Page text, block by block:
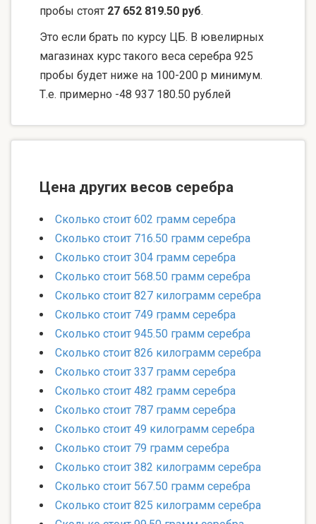
пробы стоят 27 652 819.50 руб.
Это если брать по курсу ЦБ. В ювелирных
магазинах курс такого веса серебра 925
пробы будет ниже на 100-200 р минимум.
Т.е. примерно -48 937 180.50 рублей
Цена других весов серебра
Сколько стоит 602 грамм серебра
Сколько стоит 716.50 грамм серебра
Сколько стоит 304 грамм серебра
Сколько стоит 568.50 грамм серебра
Сколько стоит 827 килограмм серебра
Сколько стоит 749 грамм серебра
Сколько стоит 945.50 грамм серебра
Сколько стоит 826 килограмм серебра
Сколько стоит 337 грамм серебра
Сколько стоит 482 грамм серебра
Сколько стоит 787 грамм серебра
Сколько стоит 49 килограмм серебра
Сколько стоит 79 грамм серебра
Сколько стоит 382 килограмм серебра
Сколько стоит 567.50 грамм серебра
Сколько стоит 825 килограмм серебра